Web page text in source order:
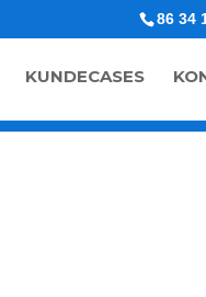
86 34
KUNDECASES